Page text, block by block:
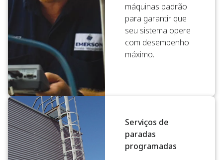
máquinas padrão
para garantir que
seu sistema opere
com desempenho
máximo.
Serviços de
paradas
programadas